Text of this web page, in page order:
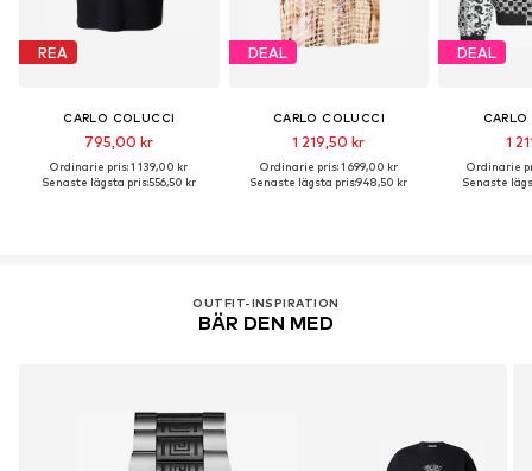
REA
CARLO COLUCCI
795,00 kr
Ordinarie pris: 1 139,00 kr
Senaste lägsta pris:556,50 kr
DEAL
CARLO COLUCCI
1 219,50 kr
Ordinarie pris: 1 699,00 kr
Senaste lägsta pris:948,50 kr
DEAL
1
Ordinarie
Senaste
OUTFIT-INSPIRATION
BÄR DEN MED